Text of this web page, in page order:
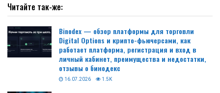
Читайте так-же:
Binodex — обзор платформы для торговли
Digital Options и крипто-фьючерсами, как
работает платформа, регистрация и вход в
личный кабинет, преимущества и недостатки,
отзывы о бинодекс
16.07.2026 1.5K